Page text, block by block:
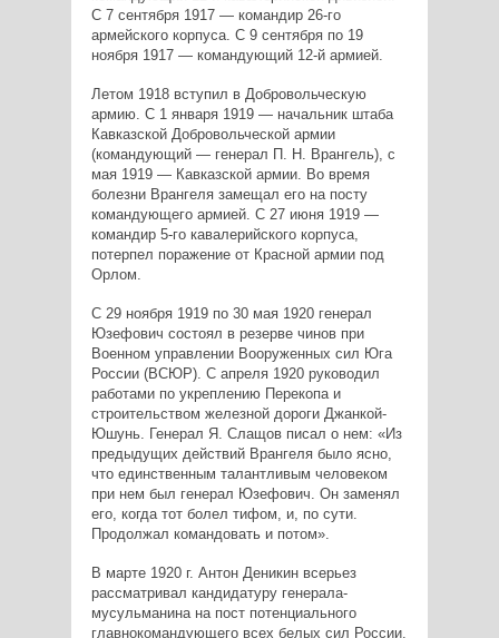
С 7 сентября 1917 — командир 26-го
армейского корпуса. С 9 сентября по 19
ноября 1917 — командующий 12-й армией.
Летом 1918 вступил в Добровольческую
армию. С 1 января 1919 — начальник штаба
Кавказской Добровольческой армии
(командующий — генерал П. Н. Врангель), с
мая 1919 — Кавказской армии. Во время
болезни Врангеля замещал его на посту
командующего армией. С 27 июня 1919 —
командир 5-го кавалерийского корпуса,
потерпел поражение от Красной армии под
Орлом.
С 29 ноября 1919 по 30 мая 1920 генерал
Юзефович состоял в резерве чинов при
Военном управлении Вооруженных сил Юга
России (ВСЮР). С апреля 1920 руководил
работами по укреплению Перекопа и
строительством железной дороги Джанкой-
Юшунь. Генерал Я. Слащов писал о нем: «Из
предыдущих действий Врангеля было ясно,
что единственным талантливым человеком
при нем был генерал Юзефович. Он заменял
его, когда тот болел тифом, и, по сути.
Продолжал командовать и потом».
В марте 1920 г. Антон Деникин всерьез
рассматривал кандидатуру генерала-
мусульманина на пост потенциального
главнокомандующего всех белых сил России.